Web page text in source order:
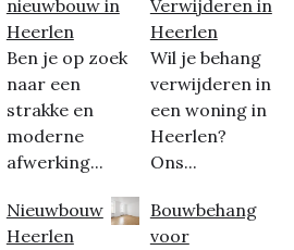
nieuwbouw in
Heerlen
Ben je op zoek
naar een
strakke en
moderne
afwerking...
Nieuwbouw
Heerlen
Verwijderen in
Heerlen
Wil je behang
verwijderen in
een woning in
Heerlen?
Ons...
Bouwbehang
voor